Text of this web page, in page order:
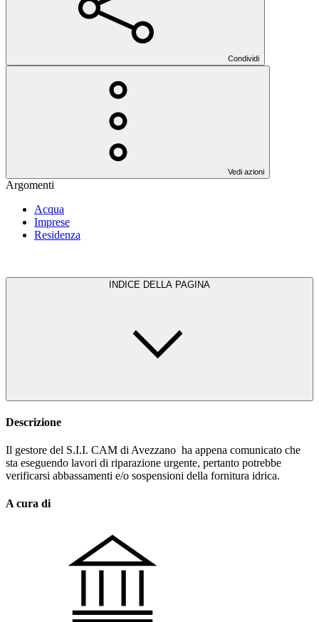
Condividi
Vedi azioni
Argomenti
Acqua
Imprese
Residenza
INDICE DELLA PAGINA
Descrizione
Il gestore del S.I.I. CAM di Avezzano ha appena comunicato che
sta eseguendo lavori di riparazione urgente, pertanto potrebbe
verificarsi abbassamenti e/o sospensioni della fornitura idrica.
A cura di